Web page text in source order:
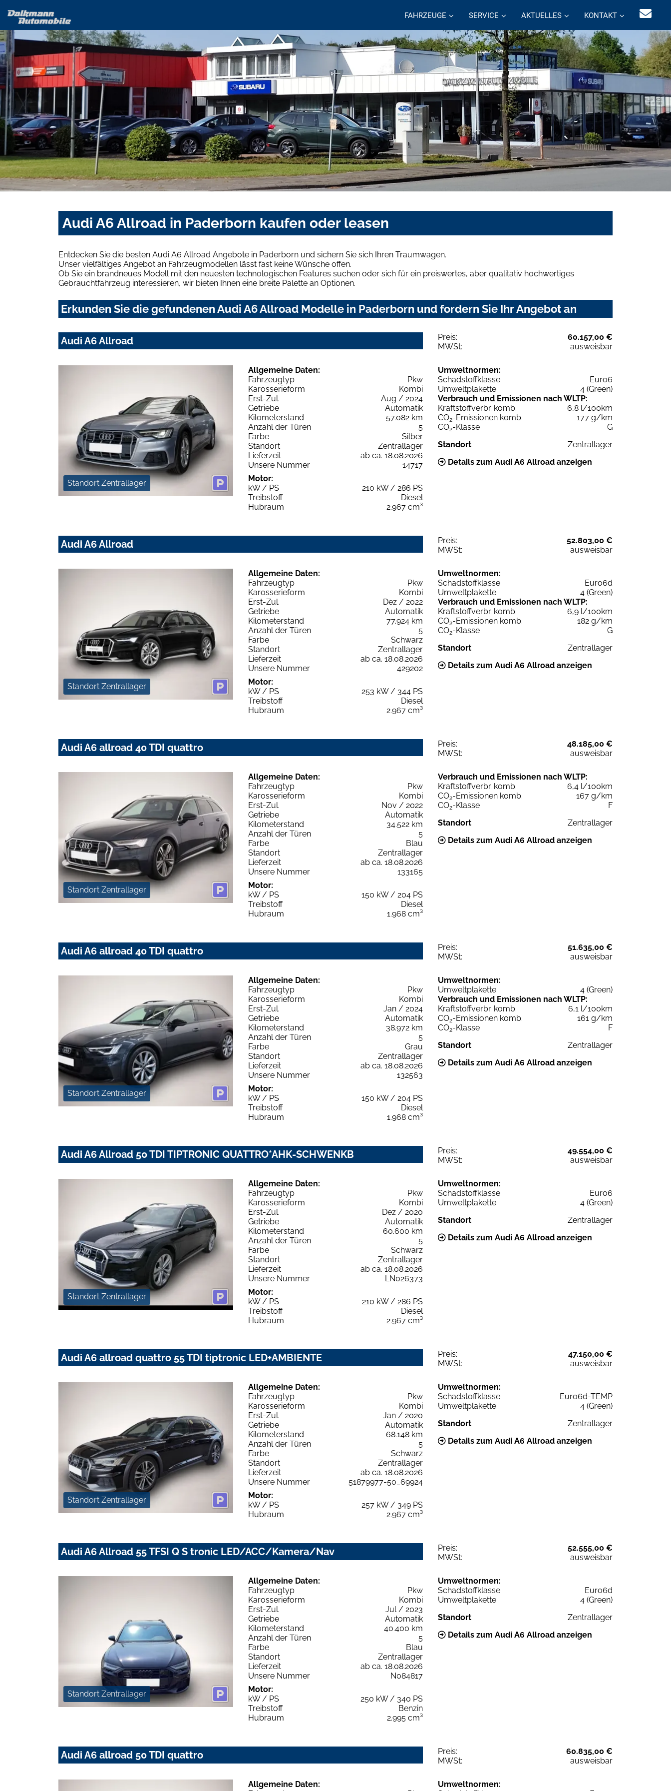
FAHRZEUGE SERVICE AKTUELLES KONTAKT
Audi A6 Allroad in Paderborn kaufen oder leasen
Entdecken Sie die besten Audi A6 Allroad Angebote in Paderborn und sichern Sie sich Ihren Traumwagen.
Unser vielfältiges Angebot an Fahrzeugmodellen lässt fast keine Wünsche offen.
Ob Sie ein brandneues Modell mit den neuesten technologischen Features suchen oder sich für ein preiswertes, aber qualitativ hochwertiges
Gebrauchtfahrzeug interessieren, wir bieten Ihnen eine breite Palette an Optionen.
Erkunden Sie die gefundenen Audi A6 Allroad Modelle in Paderborn und fordern Sie Ihr Angebot an
Audi A6 Allroad Preis:
60.157,00 €
MWSt:
ausweisbar
Standort Zentrallager
Allgemeine Daten:
Fahrzeugtyp
Pkw
Karosserieform
Kombi
Erst-Zul.
Aug / 2024
Getriebe
Automatik
Kilometerstand
57.082 km
Anzahl der Türen
5
Farbe
Silber
Standort
Zentrallager
Lieferzeit
ab ca. 18.08.2026
Unsere Nummer
14717
Motor:
kW / PS
210 kW / 286 PS
Treibstoff
Diesel
Hubraum
2.967 cm³
Umweltnormen:
Schadstoffklasse
Euro6
Umweltplakette
4 (Green)
Verbrauch und Emissionen nach WLTP:
Kraftstoffverbr. komb.
6,8 l/100km
CO2-Emissionen komb.
177 g/km
CO2-Klasse
G
Standort
Zentrallager
Details zum Audi A6 Allroad anzeigen
Audi A6 Allroad Preis:
52.803,00 €
MWSt:
ausweisbar
Standort Zentrallager
Allgemeine Daten:
Fahrzeugtyp
Pkw
Karosserieform
Kombi
Erst-Zul.
Dez / 2022
Getriebe
Automatik
Kilometerstand
77.924 km
Anzahl der Türen
5
Farbe
Schwarz
Standort
Zentrallager
Lieferzeit
ab ca. 18.08.2026
Unsere Nummer
429202
Motor:
kW / PS
253 kW / 344 PS
Treibstoff
Diesel
Hubraum
2.967 cm³
Umweltnormen:
Schadstoffklasse
Euro6d
Umweltplakette
4 (Green)
Verbrauch und Emissionen nach WLTP:
Kraftstoffverbr. komb.
6,9 l/100km
CO2-Emissionen komb.
182 g/km
CO2-Klasse
G
Standort
Zentrallager
Details zum Audi A6 Allroad anzeigen
Audi A6 allroad 40 TDI quattro Preis:
48.185,00 €
MWSt:
ausweisbar
Standort Zentrallager
Allgemeine Daten:
Fahrzeugtyp
Pkw
Karosserieform
Kombi
Erst-Zul.
Nov / 2022
Getriebe
Automatik
Kilometerstand
34.522 km
Anzahl der Türen
5
Farbe
Blau
Standort
Zentrallager
Lieferzeit
ab ca. 18.08.2026
Unsere Nummer
133165
Motor:
kW / PS
150 kW / 204 PS
Treibstoff
Diesel
Hubraum
1.968 cm³
Verbrauch und Emissionen nach WLTP:
Kraftstoffverbr. komb.
6,4 l/100km
CO2-Emissionen komb.
167 g/km
CO2-Klasse
F
Standort
Zentrallager
Details zum Audi A6 Allroad anzeigen
Audi A6 allroad 40 TDI quattro Preis:
51.635,00 €
MWSt:
ausweisbar
Standort Zentrallager
Allgemeine Daten:
Fahrzeugtyp
Pkw
Karosserieform
Kombi
Erst-Zul.
Jan / 2024
Getriebe
Automatik
Kilometerstand
38.972 km
Anzahl der Türen
5
Farbe
Grau
Standort
Zentrallager
Lieferzeit
ab ca. 18.08.2026
Unsere Nummer
132563
Motor:
kW / PS
150 kW / 204 PS
Treibstoff
Diesel
Hubraum
1.968 cm³
Umweltnormen:
Umweltplakette
4 (Green)
Verbrauch und Emissionen nach WLTP:
Kraftstoffverbr. komb.
6,1 l/100km
CO2-Emissionen komb.
161 g/km
CO2-Klasse
F
Standort
Zentrallager
Details zum Audi A6 Allroad anzeigen
Audi A6 Allroad 50 TDI TIPTRONIC QUATTRO*AHK-SCHWENKB Preis:
49.554,00 €
MWSt:
ausweisbar
Standort Zentrallager
Allgemeine Daten:
Fahrzeugtyp
Pkw
Karosserieform
Kombi
Erst-Zul.
Dez / 2020
Getriebe
Automatik
Kilometerstand
60.600 km
Anzahl der Türen
5
Farbe
Schwarz
Standort
Zentrallager
Lieferzeit
ab ca. 18.08.2026
Unsere Nummer
LN026373
Motor:
kW / PS
210 kW / 286 PS
Treibstoff
Diesel
Hubraum
2.967 cm³
Umweltnormen:
Schadstoffklasse
Euro6
Umweltplakette
4 (Green)
Standort
Zentrallager
Details zum Audi A6 Allroad anzeigen
Audi A6 allroad quattro 55 TDI tiptronic LED+AMBIENTE Preis:
47.150,00 €
MWSt:
ausweisbar
Standort Zentrallager
Allgemeine Daten:
Fahrzeugtyp
Pkw
Karosserieform
Kombi
Erst-Zul.
Jan / 2020
Getriebe
Automatik
Kilometerstand
68.148 km
Anzahl der Türen
5
Farbe
Schwarz
Standort
Zentrallager
Lieferzeit
ab ca. 18.08.2026
Unsere Nummer
51879977-50_69924
Motor:
kW / PS
257 kW / 349 PS
Hubraum
2.967 cm³
Umweltnormen:
Schadstoffklasse
Euro6d-TEMP
Umweltplakette
4 (Green)
Standort
Zentrallager
Details zum Audi A6 Allroad anzeigen
Audi A6 Allroad 55 TFSI Q S tronic LED/ACC/Kamera/Nav Preis:
52.555,00 €
MWSt:
ausweisbar
Standort Zentrallager
Allgemeine Daten:
Fahrzeugtyp
Pkw
Karosserieform
Kombi
Erst-Zul.
Jul / 2023
Getriebe
Automatik
Kilometerstand
40.400 km
Anzahl der Türen
5
Farbe
Blau
Standort
Zentrallager
Lieferzeit
ab ca. 18.08.2026
Unsere Nummer
N084817
Motor:
kW / PS
250 kW / 340 PS
Treibstoff
Benzin
Hubraum
2.995 cm³
Umweltnormen:
Schadstoffklasse
Euro6d
Umweltplakette
4 (Green)
Standort
Zentrallager
Details zum Audi A6 Allroad anzeigen
Audi A6 allroad 50 TDI quattro Preis:
60.835,00 €
MWSt:
ausweisbar
Allgemeine Daten:
Umweltnormen: